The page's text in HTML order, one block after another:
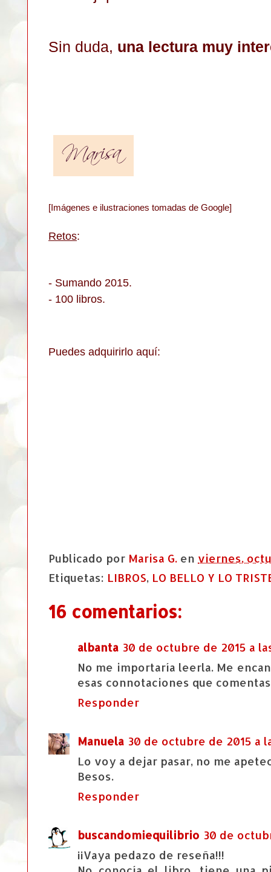
Sin duda, una lectura muy
[Imágenes e ilustraciones tomadas de Google]
Retos:
- Sumando 2015.
- 100 libros.
Puedes adquirirlo aquí:
Publicado por Marisa G. en viernes,
Etiquetas: LIBROS, LO BELLO Y LO
16 comentarios:
albanta 30 de octubre de 2015 a
No me importaría leerla. Me
esas connotaciones que
Responder
Manuela 30 de octubre de 2015 a
Lo voy a dejar pasar, no me
Besos.
Responder
buscandomiequilibrio 30 de
¡¡Vaya pedazo de reseña!!!